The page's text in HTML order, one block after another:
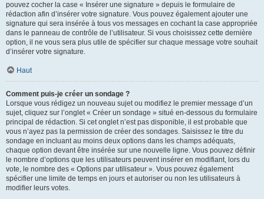
pouvez cocher la case « Insérer une signature » depuis le formulaire de
rédaction afin d’insérer votre signature. Vous pouvez également ajouter une
signature qui sera insérée à tous vos messages en cochant la case appropriée
dans le panneau de contrôle de l’utilisateur. Si vous choisissez cette dernière
option, il ne vous sera plus utile de spécifier sur chaque message votre souhait
d’insérer votre signature.
Haut
Comment puis-je créer un sondage ?
Lorsque vous rédigez un nouveau sujet ou modifiez le premier message d’un
sujet, cliquez sur l’onglet « Créer un sondage » situé en-dessous du formulaire
principal de rédaction. Si cet onglet n’est pas disponible, il est probable que
vous n’ayez pas la permission de créer des sondages. Saisissez le titre du
sondage en incluant au moins deux options dans les champs adéquats,
chaque option devant être insérée sur une nouvelle ligne. Vous pouvez définir
le nombre d’options que les utilisateurs peuvent insérer en modifiant, lors du
vote, le nombre des « Options par utilisateur ». Vous pouvez également
spécifier une limite de temps en jours et autoriser ou non les utilisateurs à
modifier leurs votes.